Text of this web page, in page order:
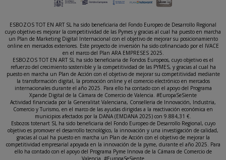
ESBOZOS TOT EN ART SL ha sido beneficiaria del Fondo Europeo de Desarrollo Regional
cuyo objetivo es mejorar la competitividad de las Pymes y gracias al cual ha puesto en marcha
un Plan de Marketing Digital Internacional con el objetivo de mejorar su posicionamiento
online en mercados exteriores. Este proyecto de inversión ha sido cofinanciado por el IVACE
en el marco del Plan ARA EMPRESES 2025.
ESBOZOS TOT EN ART SL ha sido beneficiaria de Fondos Europeos, cuyo objetivo es el
refuerzo del crecimiento sostenible y la competitividad de las PYMES, y gracias al cual ha
puesto en marcha un Plan de Acción con el objetivo de mejorar su competitividad mediante
la transformación digital, la promoción online y el comercio electrónico en mercados
internacionales durante el año 2025. Para ello ha contado con el apoyo del Programa
Xpande Digital de la Cámara de Comercio de Valencia. #EuropaSeSiente
Actividad financiada por la Generalitat Valenciana, Conselleria de Innovación, Industria,
Comercio y Turismo, en el marco de las ayudas dirigidas a la reactivación económica en
municipios afectados por la DANA (EMDANA 2025) con 9.884,31 €.
Esbozos totenart SL ha sido beneficiaria del Fondo Europeo de Desarrollo Regional, cuyo
objetivo es promover el desarrollo tecnológico, la innovación y una investigación de calidad,
gracias al cual ha puesto en marcha un Plan de Acción con el objetivo de mejorar la
competitividad empresarial apoyada en la innovación de la pyme, durante el año 2025. Para
ello ha contado con el apoyo del Programa Pyme Innova de la Cámara de Comercio de
Valencia. #EuropaSeSiente